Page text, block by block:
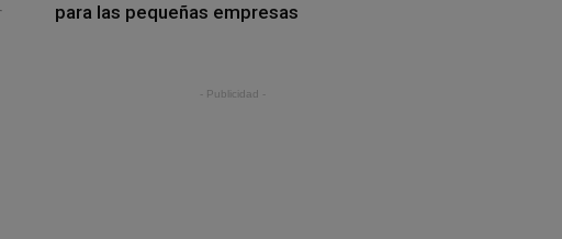
para las pequeñas empresas
- Publicidad -